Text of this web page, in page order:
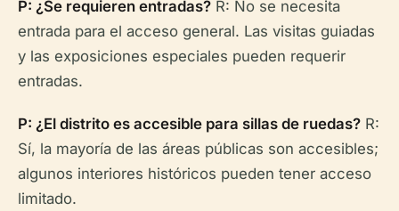
P: ¿Se requieren entradas? R: No se necesita
entrada para el acceso general. Las visitas guiadas
y las exposiciones especiales pueden requerir
entradas.
P: ¿El distrito es accesible para sillas de ruedas? R:
Sí, la mayoría de las áreas públicas son accesibles;
algunos interiores históricos pueden tener acceso
limitado.